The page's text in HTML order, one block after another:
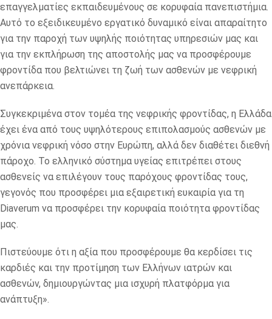
επαγγελματίες εκπαιδευμένους σε κορυφαία πανεπιστήμια.
Αυτό το εξειδικευμένο εργατικό δυναμικό είναι απαραίτητο
για την παροχή των υψηλής ποιότητας υπηρεσιών μας και
για την εκπλήρωση της αποστολής μας να προσφέρουμε
φροντίδα που βελτιώνει τη ζωή των ασθενών με νεφρική
ανεπάρκεια.
Συγκεκριμένα στον τομέα της νεφρικής φροντίδας, η Ελλάδα
έχει ένα από τους υψηλότερους επιπολασμούς ασθενών με
χρόνια νεφρική νόσο στην Ευρώπη, αλλά δεν διαθέτει διεθνή
πάροχο. Το ελληνικό σύστημα υγείας επιτρέπει στους
ασθενείς να επιλέγουν τους παρόχους φροντίδας τους,
γεγονός που προσφέρει μια εξαιρετική ευκαιρία για τη
Diaverum να προσφέρει την κορυφαία ποιότητα φροντίδας
μας.
Πιστεύουμε ότι η αξία που προσφέρουμε θα κερδίσει τις
καρδιές και την προτίμηση των Ελλήνων ιατρών και
ασθενών, δημιουργώντας μια ισχυρή πλατφόρμα για
ανάπτυξη».